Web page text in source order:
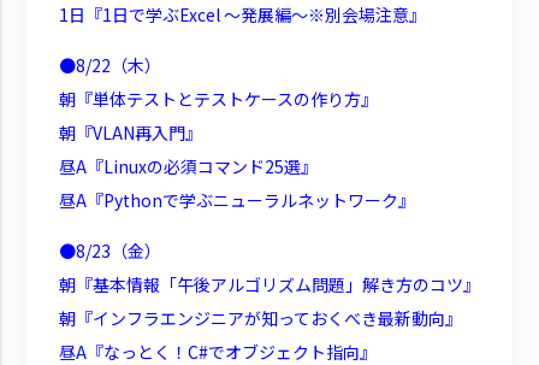
1日『1日で学ぶExcel ～発展編～※別会場注意』
●8/22（木）
朝『単体テストとテストケースの作り方』
朝『VLAN再入門』
昼A『Linuxの必須コマンド25選』
昼A『Pythonで学ぶニューラルネットワーク』
●8/23（金）
朝『基本情報「午後アルゴリズム問題」解き方のコツ』
朝『インフラエンジニアが知っておくべき最新動向』
昼A『なっとく！C#でオブジェクト指向』